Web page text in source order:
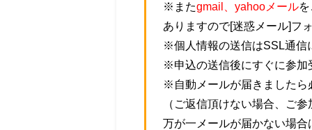
※またgmail、yahooメール
ありますので[迷惑メール]フ
※個人情報の送信はSSL通信
※申込の送信後にすぐに参加
※自動メールが届きましたら
（ご返信頂けない場合、ご
万が一メールが届かない場